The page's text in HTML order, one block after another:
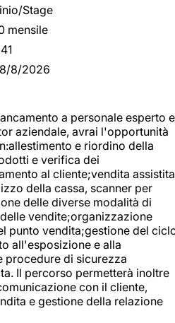
Stage
mensile
8/8/2026
a personale esperto e
aziendale, avrai l'opportunità
e riordino della
e verifica dei
al cliente;vendita assistita
della cassa, scanner per
delle diverse modalità di
vendite;organizzazione
punto vendita;gestione del
all'esposizione e alla
procedure di sicurezza
Il percorso permetterà inoltre
con il cliente,
e gestione della relazione